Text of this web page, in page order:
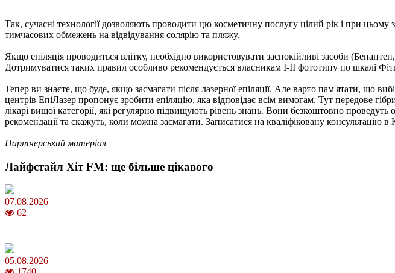
Так, сучасні технології дозволяють проводити цю косметичну послугу цілий рік і при
тимчасових обмежень на відвідування солярію та пляжу.
Якщо епіляція проводиться влітку, необхідно використовувати заспокійливі засоби
Дотримуватися таких правил особливо рекомендується власникам I-II фототипу по шкалі
Тепер ви знаєте, що буде, якщо засмагати після лазерної епіляції. Але варто пам'ятати, що
центрів ЕпіЛазер пропонує зробити епіляцію, яка відповідає всім вимогам. Тут передове
лікарі вищої категорії, які регулярно підвищують рівень знань. Вони безкоштовно
рекомендації та скажуть, коли можна засмагати. Записатися на кваліфіковану консультацію
Партнерський матеріал
Лайфстайл Хіт FM: ще більше цікавого
07.08.2026
62
05.08.2026